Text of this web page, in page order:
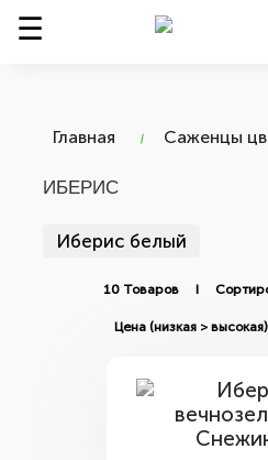
Главная Саженцы
ИБЕРИС
Иберис белый
10 Товаров I